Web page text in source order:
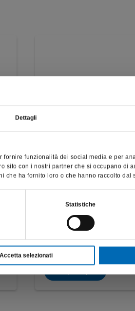
Dettagli
funzionalità dei social media e per
sito con i nostri partner che si occupano di
che ha fornito loro o che hanno raccolto dal
Statistiche
Accetta selezionati
Kit per la lucidatura del
composito
€144,22
visitare il sito, dichiaro di essere un
sanitario.
SANITARIO